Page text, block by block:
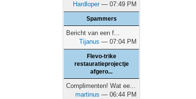
Hardloper— 07:49 PM
Spammers
Bericht van een f...
Tijanus — 07:04 PM
Flevo-trike
restauratieprojectje
afgero...
Complimenten! Wat ee...
martinus — 06:44 PM